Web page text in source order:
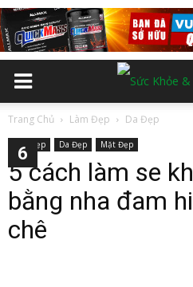
Trang Chủ Làm Đẹp Da Đẹp
Làm Đẹp Da Đẹp Mặt Đẹp
5 cách làm se
bằng nha đam
chê
2
3
4
5
6